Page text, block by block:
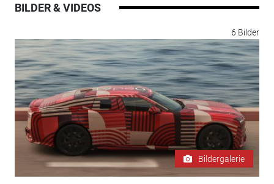
BILDER & VIDEOS
6 Bilder
Bildergalerie